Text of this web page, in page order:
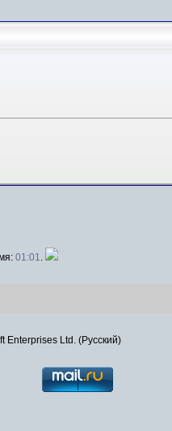
01:01
Enterprises Ltd. (Русский)